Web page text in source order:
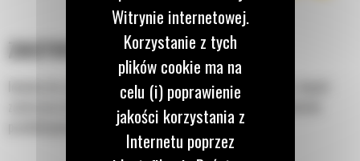
ZASTOSOWANIE
Idealne do czyszczenia i usuwania śmieci, kamieni, śniegu i innych
zanieczyszczeń z ulic, parkingów, podjazdów, chodników i placów
Witrynie internetowej.
Korzystanie z tych
plików cookie ma na
celu (i) poprawienie
jakości korzystania z
Internetu poprzez